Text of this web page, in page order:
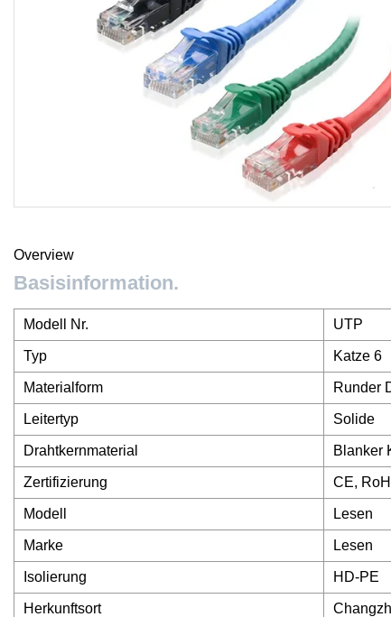
Overview
Basisinformation.
Modell Nr. UTP
Typ Katze 6
Materialform Runder
Leitertyp Solide
Drahtkernmaterial Blanker
Zertifizierung CE,
Modell Lesen
Marke Lesen
Isolierung HD-PE
Herkunftsort